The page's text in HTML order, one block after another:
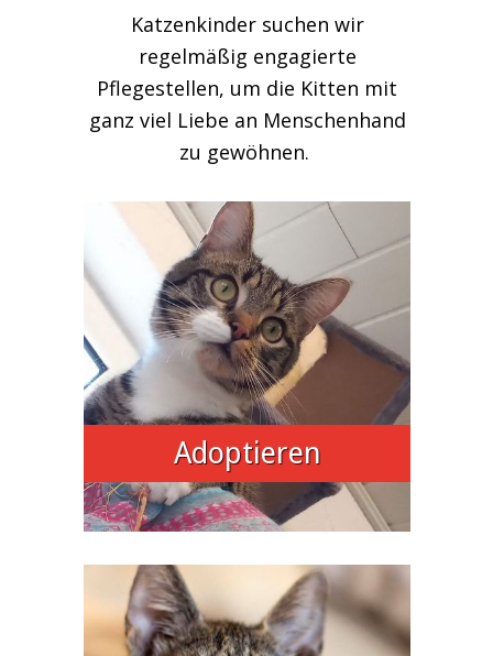
Katzenkinder suchen wir
regelmäßig engagierte
Pflegestellen, um die Kitten mit
ganz viel Liebe an Menschenhand
zu gewöhnen.
Adoptieren